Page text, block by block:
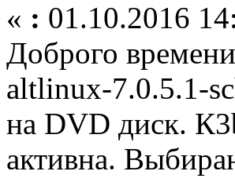
« : 01.10.2016
Доброго
altlinux-7.0.5.1-
на DVD диск.
активна.